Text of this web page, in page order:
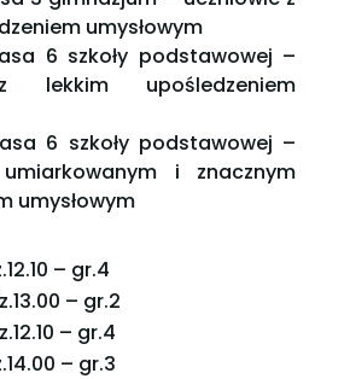
umysłowym
6 szkoły podstawowej –
lekkim upośledzeniem
6 szkoły podstawowej –
i znacznym
umysłowym
– gr.4
– gr.2
– gr.4
– gr.3